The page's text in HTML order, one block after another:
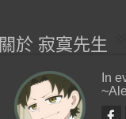
關於 寂寞先生
In